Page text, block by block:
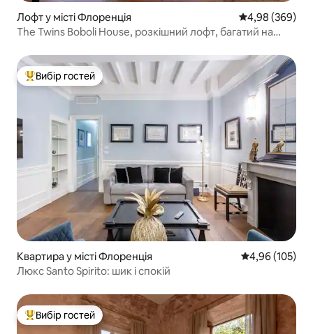
Лофт у місті Флоренція Середня
4,98 (369)
The Twins Boboli House, розкішний лофт, багатий на
Топ вибір гостей
Вибір гостей
Квартира у місті Флоренція Середня
4,96 (105)
Люкс Santo Spirito: шик і спокій
Топ вибір гостей
Вибір гостей